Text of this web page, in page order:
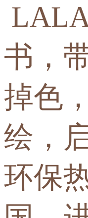
书，
掉色
绘，
环保